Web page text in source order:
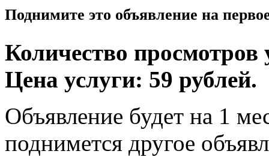
Поднимите это объявление на
Количество просмотров
Цена услуги: 59 рублей.
Объявление будет на 1
поднимется другое